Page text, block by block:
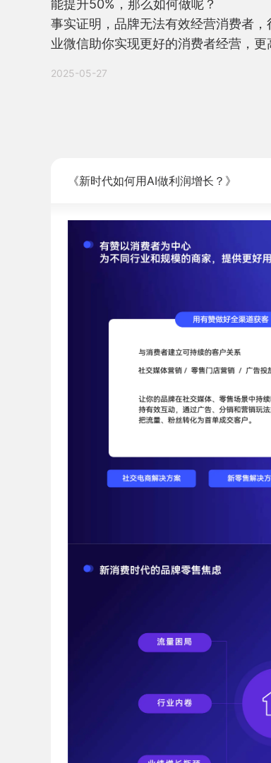
能提升50%，那么如何做呢？
事实证明，品牌无法有效经营消费者
业微信助你实现更好的消费者经营，更
2025-05-27
《新时代如何用AI做利润增长？》